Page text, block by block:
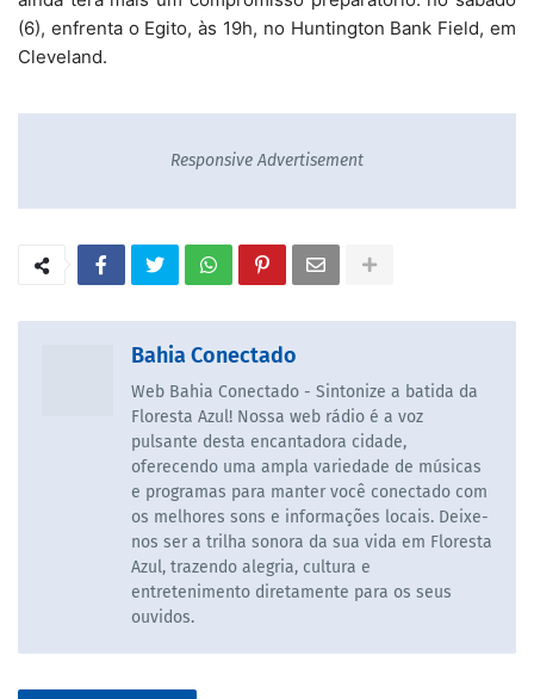
(6), enfrenta o Egito, às 19h, no Huntington Bank Field, em
Cleveland.
Responsive Advertisement
Bahia Conectado
Web Bahia Conectado - Sintonize a batida da
Floresta Azul! Nossa web rádio é a voz
pulsante desta encantadora cidade,
oferecendo uma ampla variedade de músicas
e programas para manter você conectado com
os melhores sons e informações locais. Deixe-
nos ser a trilha sonora da sua vida em Floresta
Azul, trazendo alegria, cultura e
entretenimento diretamente para os seus
ouvidos.